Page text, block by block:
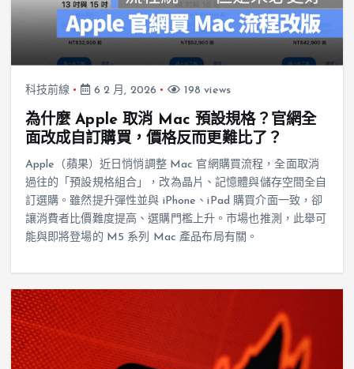
科技前線 6 2 月, 2026 198 views
為什麼 Apple 取消 Mac 預設規格？官網全
面改成自訂購買，價格反而更難比了？
Apple（蘋果）近日悄悄調整 Mac 官網購買流程，全面取消
過往的「預設規格組合」，改為晶片、記憶體與儲存空間全自
訂選購。雖然提升彈性並與 iPhone、iPad 購買介面一致，卻
讓消費者比價難度提高、選購門檻上升。市場也推測，此舉可
能與即將登場的 M5 系列 Mac 產品布局有關。